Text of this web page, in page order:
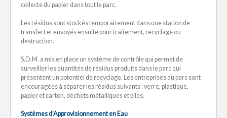
collecte du papier dans tout le parc.
Les résidus sont stockés temporairement dans une station de
transfert et envoyés ensuite pour traitement, recyclage ou
destruction.
S.D.M. a mis en place un système de contrôle qui permet de
surveiller les quantités de résidus produits dans le parc qui
présentent un potentiel de recyclage. Les entreprises du parc sont
encouragées à séparer les résidus suivants : verre, plastique,
papier et carton, déchets métalliques et piles.
Systèmes d’Approvisionnement en Eau